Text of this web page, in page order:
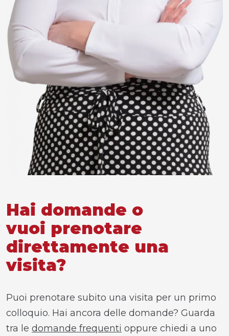
Hai domande o
vuoi prenotare
direttamente una
visita?
Puoi prenotare subito una visita per un primo
colloquio. Hai ancora delle domande? Guarda
tra le domande frequenti oppure chiedi a uno